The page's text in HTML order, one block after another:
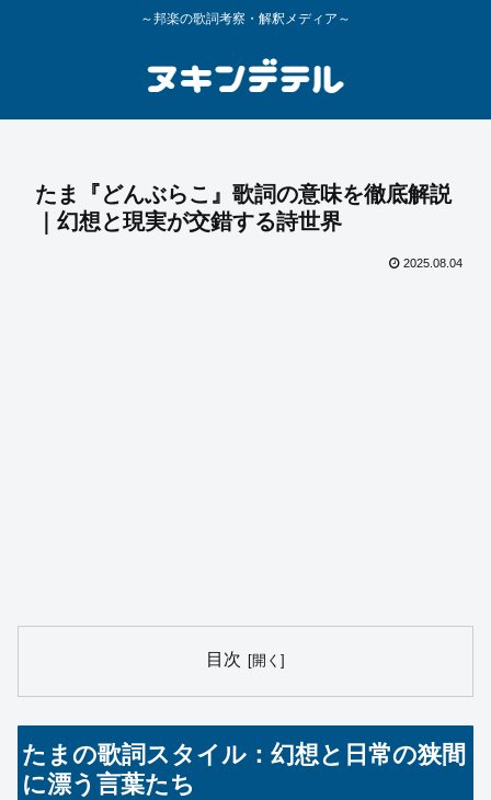
～邦楽の歌詞考察・解釈メディア～
たま『どんぶらこ』歌詞の意味を徹底解説
｜幻想と現実が交錯する詩世界
2025.08.04
目次
たまの歌詞スタイル：幻想と日常の狭間
に漂う言葉たち